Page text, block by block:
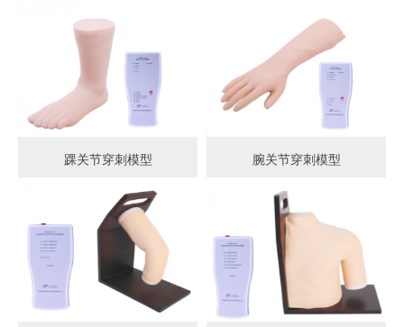
踝关节穿刺模型 腕关节穿刺模型